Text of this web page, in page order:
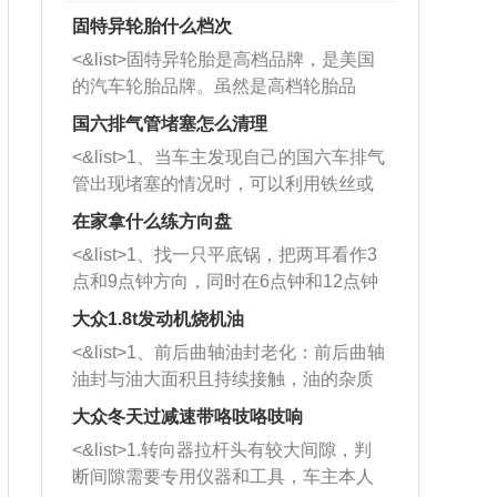
固特异轮胎什么档次
<&list>固特异轮胎是高档品牌，是美国
的汽车轮胎品牌。虽然是高档轮胎品
牌，但是中高低端的轮胎都有生产，这
也是为了更好的开拓市场。
国六排气管堵塞怎么清理
<&list>1、当车主发现自己的国六车排气
管出现堵塞的情况时，可以利用铁丝或
者是细棍，直接将杂物给取出来，如果
堵塞情况比较严重，也可以采取应急措
施。 <&list>2、直接利用木棍将所有的
杂物推到排气管里面的位置处，然后将
三元催化器拆解开，就可以将堵塞的东
西取出来。但如果是因为积碳过多引起
的堵塞，就需要将三元催化器泡在草酸
洗剂对堵塞的情况得到解决，将清洗剂
放在燃油箱中，与燃油混合后，车辆启
动时，就可以和汽油一起进入到燃烧
在家拿什么练方向盘
<&list>1、找一只平底锅，把两耳看作3
点和9点钟方向，同时在6点钟和12点钟
方向做一个标记。 <&list>2、双手握住
一圈半的练习，往右同样也要打相同的
圈数。 <&list>3、最后强调要反复练
习，这样就可以形成肌肉记忆，在真实
驾驶车辆时，不需要记忆也能打好方
向。
大众1.8t发动机烧机油
<&list>1、前后曲轴油封老化：前后曲轴
油封与油大面积且持续接触，油的杂质
和发动机内持续温度变化使其密封效果
逐渐减弱，导致渗油或漏油。<&list>2、
活塞间隙过大：积碳会使活塞环与缸体
的间隙扩大，导致机油流入燃烧室中，
大众冬天过减速带咯吱咯吱响
<&list>1.转向器拉杆头有较大间隙，判
断间隙需要专用仪器和工具，车主本人